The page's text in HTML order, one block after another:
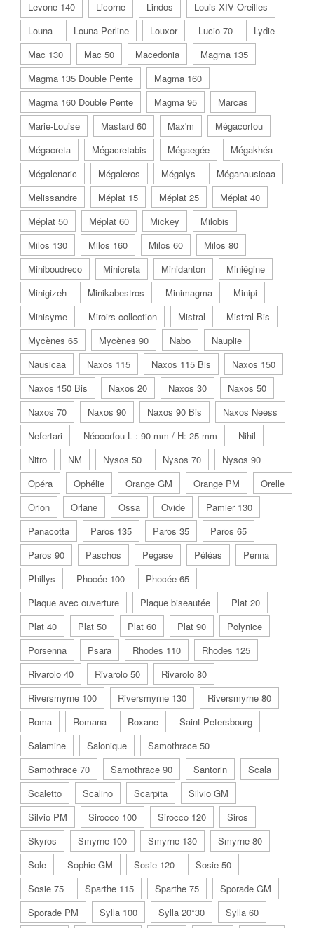
Levone 140
Licorne Lindos
Louis XIV Oreilles
Louna
Louna Perline Louxor Lucio 70
Lydie
Mac 130
Mac 50 Macedonia
Magma 135
Magma 135 Double Pente
Magma 160
Magma 160 Double Pente
Magma 95
Marcas
Marie-Louise
Mastard 60 Max'm
Mégacorfou
Mégacreta
Mégacretabis Mégaegée
Mégakhéa
Mégalenaric
Mégaleros Mégalys
Méganausicaa
Melissandre
Méplat 15 Méplat 25
Méplat 40
Méplat 50
Méplat 60 Mickey
Milobis
Milos 130
Milos 160 Milos 60
Milos 80
Miniboudreco
Minicreta Minidanton
Miniégine
Minigizeh
Minikabestros Minimagma
Minipi
Minisyme
Miroirs collection Mistral
Mistral Bis
Mycènes 65
Mycènes 90 Nabo
Nauplie
Nausicaa
Naxos 115 Naxos 115 Bis
Naxos 150
Naxos 150 Bis
Naxos 20 Naxos 30
Naxos 50
Naxos 70
Naxos 90 Naxos 90 Bis
Naxos Neess
Nefertari
Néocorfou L : 90 mm / H: 25 mm
Nihil
Nitro
NM Nysos 50 Nysos 70
Nysos 90
Opéra
Ophélie Orange GM Orange PM
Orelle
Orion
Orlane Ossa Ovide
Pamier 130
Panacotta
Paros 135 Paros 35
Paros 65
Paros 90
Paschos Pegase Péléas
Penna
Phillys
Phocée 100
Phocée 65
Plaque avec ouverture
Plaque biseautée
Plat 20
Plat 40
Plat 50 Plat 60 Plat 90
Polynice
Porsenna
Psara Rhodes 110
Rhodes 125
Rivarolo 40
Rivarolo 50
Rivarolo 80
Riversmyrne 100
Riversmyrne 130
Riversmyrne 80
Roma
Romana Roxane
Saint Petersbourg
Salamine
Salonique
Samothrace 50
Samothrace 70
Samothrace 90 Santorin
Scala
Scaletto
Scalino Scarpita
Silvio GM
Silvio PM
Sirocco 100 Sirocco 120
Siros
Skyros
Smyrne 100 Smyrne 130
Smyrne 80
Sole
Sophie GM Sosie 120
Sosie 50
Sosie 75
Sparthe 115 Sparthe 75
Sporade GM
Sporade PM
Sylla 100 Sylla 20*30
Sylla 60